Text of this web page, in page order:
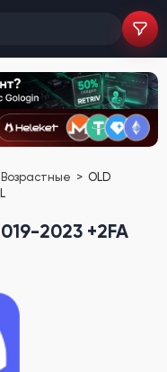
OLD
2023 +2FA